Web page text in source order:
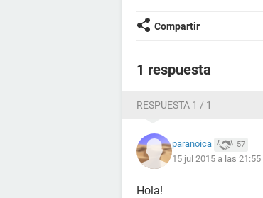
Compartir
1 respuesta
RESPUESTA 1 / 1
paranoica 57
15 jul 2015 a las 21:55
Hola!